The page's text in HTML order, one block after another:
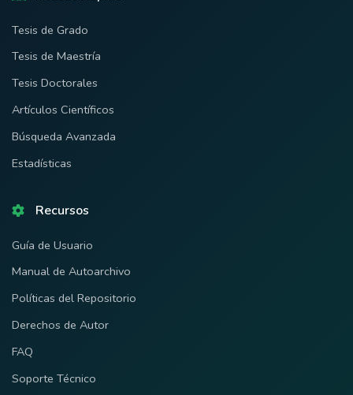
Tesis de Grado
Tesis de Maestría
Tesis Doctorales
Artículos Científicos
Búsqueda Avanzada
Estadísticas
Recursos
Guía de Usuario
Manual de Autoarchivo
Políticas del Repositorio
Derechos de Autor
FAQ
Soporte Técnico